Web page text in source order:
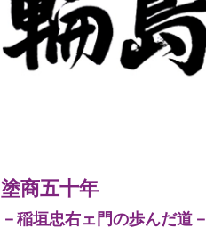
塗商五十年
－稲垣忠右ェ門の歩んだ道－